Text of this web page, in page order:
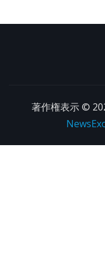
著作権表示 ©